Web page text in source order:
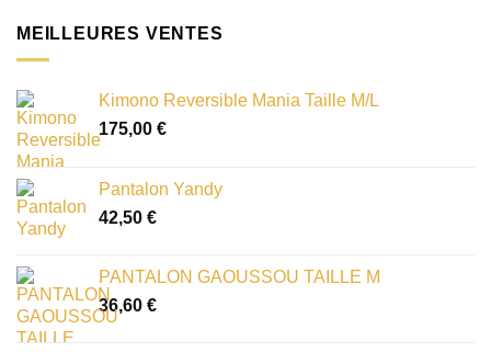
MEILLEURES VENTES
Kimono Reversible Mania Taille M/L
175,00 €
Pantalon Yandy
42,50 €
PANTALON GAOUSSOU TAILLE M
36,60 €